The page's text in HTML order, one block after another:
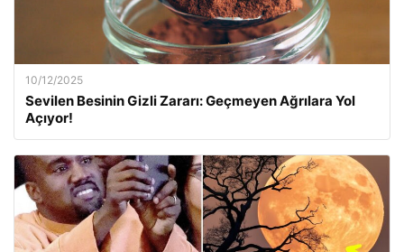
10/12/2025
Sevilen Besinin Gizli Zararı: Geçmeyen Ağrılara Yol
Açıyor!